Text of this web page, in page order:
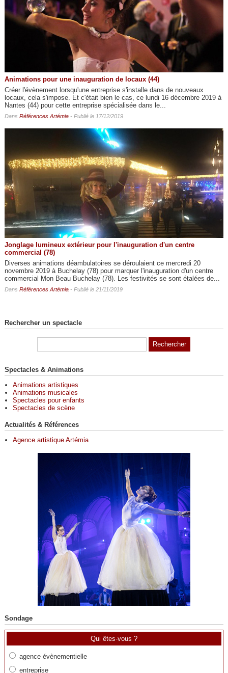
Animations pour une inauguration de locaux (44)
Créer l'évènement lorsqu'une entreprise s'installe dans de nouveaux
locaux, cela s'impose. Et c'était bien le cas, ce lundi 16 décembre 2019 à
Nantes (44) pour cette entreprise spécialisée dans le...
Dans Références Artémia- Publié le 17/12/2019
Jonglage lumineux extérieur pour l'inauguration d'un centre
commercial (78)
Diverses animations déambulatoires se déroulaient ce mercredi 20
novembre 2019 à Buchelay (78) pour marquer l'inauguration d'un centre
commercial Mon Beau Buchelay (78). Les festivités se sont étalées de...
Dans Références Artémia- Publié le 21/11/2019
Rechercher un spectacle
Spectacles & Animations
Animations artistiques
Animations musicales
Spectacles pour enfants
Spectacles de scène
Actualités & Références
Agence artistique Artémia
Sondage
Qui êtes-vous ?
agence évènementielle
entreprise